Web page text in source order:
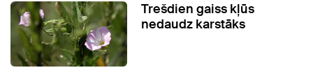
Trešdien gaiss kļūs
nedaudz karstāks